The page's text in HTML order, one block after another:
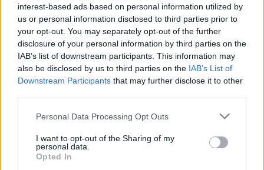
interest-based ads based on personal information utilized by
us or personal information disclosed to third parties prior to
your opt-out. You may separately opt-out of the further
disclosure of your personal information by third parties on the
IAB’s list of downstream participants. This information may
also be disclosed by us to third parties on the IAB’s List of
Downstream Participants that may further disclose it to other
Please note that this website/app uses one or more Google
not limited to your visit or usage behaviour. You may click to
grant or deny consent to Google and its third-party tags to
use your data for below specified purposes in below Google
Personal Data Processing Opt Outs
I want to opt-out of the Sharing of my
personal data.
Opted In